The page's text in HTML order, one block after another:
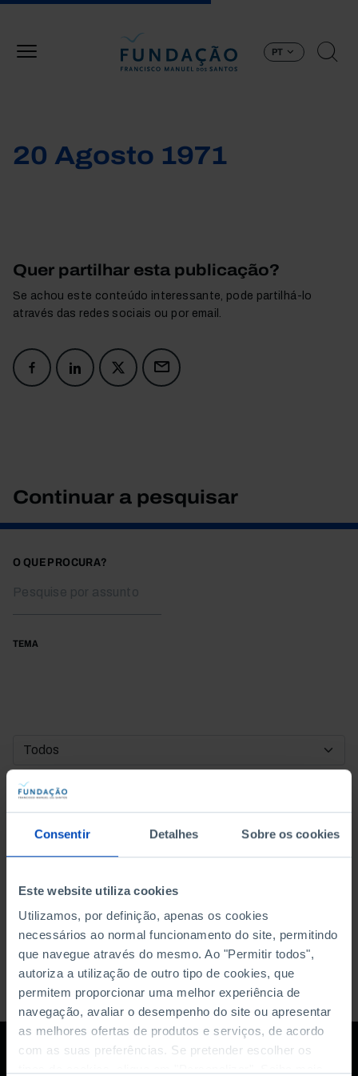
Consentir Detalhes Sobre os cookies
Este website utiliza cookies
Utilizamos, por definição, apenas os cookies
necessários ao normal funcionamento do site, permitindo
que navegue através do mesmo. Ao "Permitir todos",
autoriza a utilização de outro tipo de cookies, que
permitem proporcionar uma melhor experiência de
navegação, avaliar o desempenho do site ou apresentar
as melhores ofertas de produtos e serviços, de acordo
com as suas preferências. Se pretender escolher os
PT
20 Agosto 1971
Quer partilhar esta publicação?
Se achou este conteúdo interessante, pode partilhá-lo
através das redes sociais ou por email.
Continuar a pesquisar
O QUE PROCURA?
TEMA
DATA DE INÍCIO
DATA DE FIM